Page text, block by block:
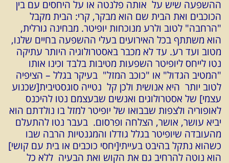
ההשפעה שיש על אותה פלנטה או על היחסים עם בין
הכוכבים ואת הבית שם הוא מבקר, קרי: הבית מקבל
"הרחבה" לטוב ולרע מנוכחות יופיטר. מבחינה גורלית,
הוא משתתף בכל האירועים בעלי ההשפעה בחיים שלנו,
מטוב ועד רע. עד לא מכבר באסטרולוגיה היותר עתיקה
נטו לייחס ליופיטר השפעות מטיבות בלבד וכינו אותו
"המטיב הגדול" או "כוכב המזל" בעיקר בגלל – הציפיה
לטוב יותר היא אנושית ולכן קל נטייה סוגסטיבית[שכנוע
עצמי] של אסטרולוגים ואנשים שבעצמם נטו להיכנס
לאופוריה ולצפות שבבואו של יופיטר למזל בו נולדתם הוא
יביא עושר, אושר, הצלחה ופרסום. בעבר נטו להתעלם
מהעובדה שיופיטר בגלל גודלו והמגנטיות הרבה שבו
כשהוא נתקל בהיבט בעייתי[יחסי כוכבים או בית עם קושי]
הוא נוטה להרחיב גם את הקוש ואת הבעיה ללא כל